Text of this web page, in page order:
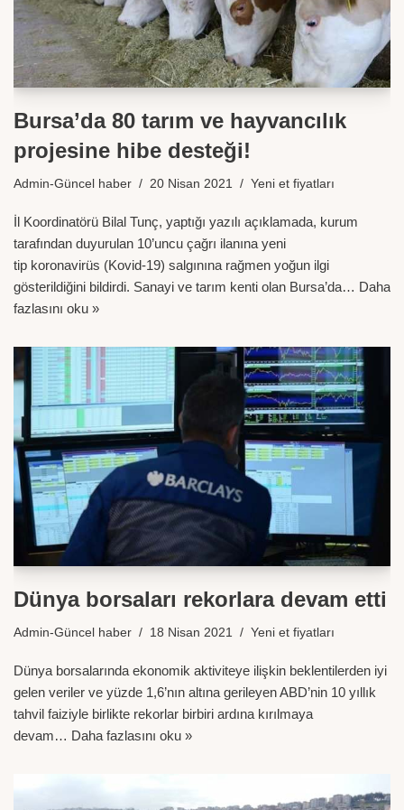
Bursa’da 80 tarım ve hayvancılık
projesine hibe desteği!
Admin-Güncel haber 20 Nisan 2021 Yeni et fiyatları
İl Koordinatörü Bilal Tunç, yaptığı yazılı açıklamada, kurum
tarafından duyurulan 10’uncu çağrı ilanına yeni
tip koronavirüs (Kovid-19) salgınına rağmen yoğun ilgi
gösterildiğini bildirdi. Sanayi ve tarım kenti olan Bursa’da… Daha
fazlasını oku »
Dünya borsaları rekorlara devam etti
Admin-Güncel haber 18 Nisan 2021 Yeni et fiyatları
Dünya borsalarında ekonomik aktiviteye ilişkin beklentilerden iyi
gelen veriler ve yüzde 1,6’nın altına gerileyen ABD’nin 10 yıllık
tahvil faiziyle birlikte rekorlar birbiri ardına kırılmaya
devam… Daha fazlasını oku »